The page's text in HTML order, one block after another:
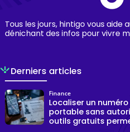
Tous les jours, hintigo vous aide
dénichant des infos pour vivre
Derniers articles
Localiser un
portable sans
outils gratuits
Finance